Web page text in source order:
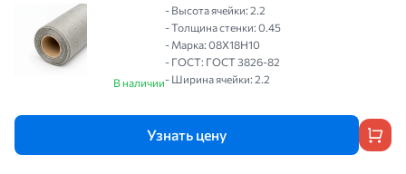
В наличии
- Высота ячейки: 2.2
- Толщина стенки: 0.45
- Марка: 08Х18Н10
- ГОСТ: ГОСТ 3826-82
- Ширина ячейки: 2.2
Узнать цену